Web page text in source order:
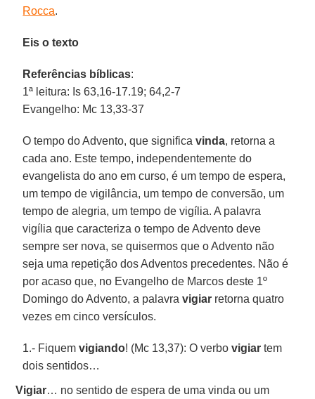
Rocca.
Eis o texto
Referências bíblicas:
1ª leitura: Is 63,16-17.19; 64,2-7
Evangelho: Mc 13,33-37
O tempo do Advento, que significavinda, retorna a
cada ano. Este tempo, independentemente do
evangelista do ano em curso, é um tempo de espera,
um tempo de vigilância, um tempo de conversão, um
tempo de alegria, um tempo de vigília. A palavra
vigília que caracteriza o tempo de Advento deve
sempre ser nova, se quisermos que o Advento não
seja uma repetição dos Adventos precedentes. Não é
por acaso que, no Evangelho de Marcos deste 1º
Domingo do Advento, a palavra vigiar retorna quatro
vezes em cinco versículos.
1.- Fiquemvigiando! (Mc 13,37): O verbo vigiar tem
dois sentidos…
Vigiar… no sentido de espera de uma vinda ou um